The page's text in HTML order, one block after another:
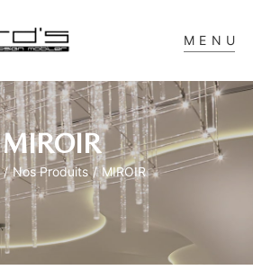
MENU
MIROIR
/ Nos Produits / MIROIR